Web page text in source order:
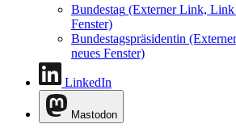
Bundestag (Externer Link, Link
Fenster)
Bundestagspräsidentin
neues Fenster)
LinkedIn
Mastodon